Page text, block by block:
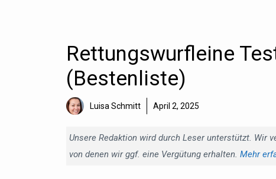
Rettungswurfleine
(Bestenliste)
Luisa Schmitt April 2, 2025
Unsere Redaktion wird durch Leser unterstützt. Wir
von denen wir ggf. eine Vergütung erhalten. Mehr